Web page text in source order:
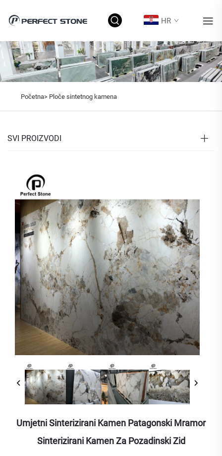
HR
Početna> Ploče sintetnog kamena
SVI PROIZVODI
Umjetni Sinterizirani Kamen Patagonski Mramor
Sinterizirani Kamen Za Pozadinski Zid